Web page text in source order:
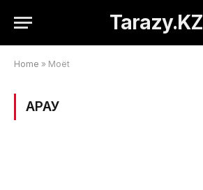
Tarazy.KZ
Home » Moët
ҚАРАУ